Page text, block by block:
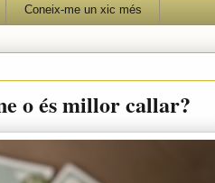
Coneix-me un xic més
o és millor callar?